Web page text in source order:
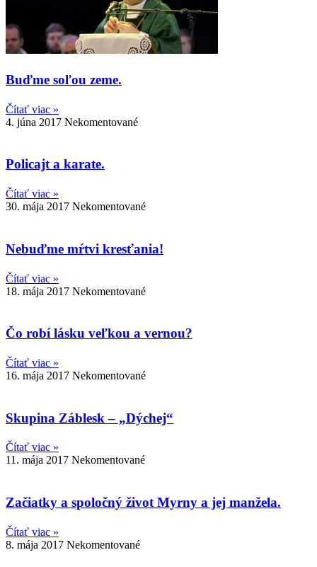
Buďme soľou zeme.
Čítať viac »
4. júna 2017 Nekomentované
Policajt a karate.
Čítať viac »
30. mája 2017 Nekomentované
Nebuďme mŕtvi kresťania!
Čítať viac »
18. mája 2017 Nekomentované
Čo robí lásku veľkou a vernou?
Čítať viac »
16. mája 2017 Nekomentované
Skupina Záblesk – „Dýchej“
Čítať viac »
11. mája 2017 Nekomentované
Začiatky a spoločný život Myrny a jej manžela.
Čítať viac »
8. mája 2017 Nekomentované